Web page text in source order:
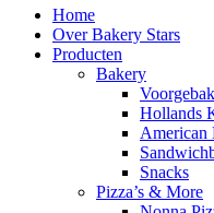
Home
Over Bakery Stars
Producten
Bakery
Hollands
American
Snacks
Pizza’s & More